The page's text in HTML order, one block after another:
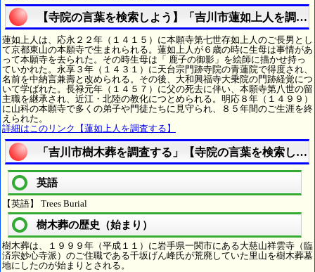
【寺院の言葉を検索しよう】「吉川市蓮如上人を調査
蓮如上人は、応永２２年（１４１５）に本願寺第七世存如上人のご長男とし
て京都東山の本願寺で生まれられる。蓮如上人が６歳の時に生母は事情があ
って本願寺を去られた。その時生母は「 鹿子の御影」を絵師に描かせ持っ
ていかれた。永享３年（１４３１）に天台宗門跡寺院の青蓮院で得度され、
名前を中納言兼壽と改められる。その後、大和興福寺大乗院の門跡経覚につ
いて学ばれた。長禄元年（１４５７）に父の死去に伴い、本願寺第八世の留
主職を継承され、近江・北陸の教化につとめられる。明応８年（１４９９）
に山科の本願寺で多くの弟子や門徒たちに見守られ、８５年間のご生涯を終
えられた。
詳細はこのリンク【蓮如上人を調査する】
「吉川市樹木葬を調査する」【寺院の言葉を検索しよ
英語
【英語】 Trees Burial
樹木葬の歴史（始まり）
樹木葬は、１９９９年（平成１１）に岩手県一関市にある大慈山祥雲寺（臨
済宗妙心寺派）のご住職である千坂げん峰氏が荒廃していた里山を樹木葬墓
地にしたのが始まりとされる。